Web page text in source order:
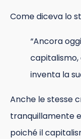
Come diceva lo
“Ancora
inventa la
Anche le stesse
tranquillamente
poiché il